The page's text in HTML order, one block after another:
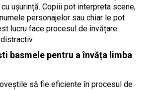
ușurință. Copiii pot interpreta scene,
personajelor sau chiar le pot
lucru face procesul de învățare
basmele pentru a învăța limba
să fie eficiente în procesul de